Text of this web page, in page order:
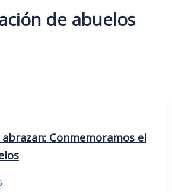
de abuelos
abrazan: Conmemoramos el